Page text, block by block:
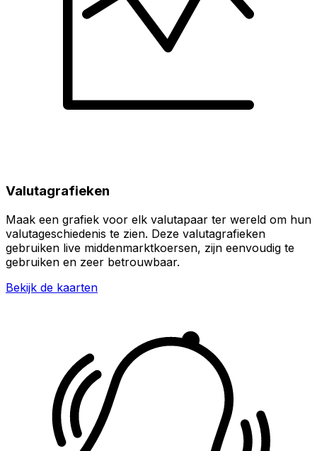
Valutagrafieken
Maak een grafiek voor elk valutapaar ter wereld om hun
valutageschiedenis te zien. Deze valutagrafieken
gebruiken live middenmarktkoersen, zijn eenvoudig te
gebruiken en zeer betrouwbaar.
Bekijk de kaarten